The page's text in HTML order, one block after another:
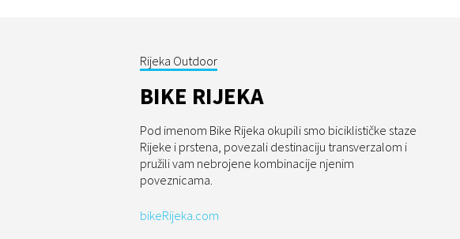
Rijeka Outdoor
BIKE RIJEKA
Pod imenom Bike Rijeka okupili smo biciklističke staze
Rijeke i prstena, povezali destinaciju transverzalom i
pružili vam nebrojene kombinacije njenim
poveznicama.
bikeRijeka.com